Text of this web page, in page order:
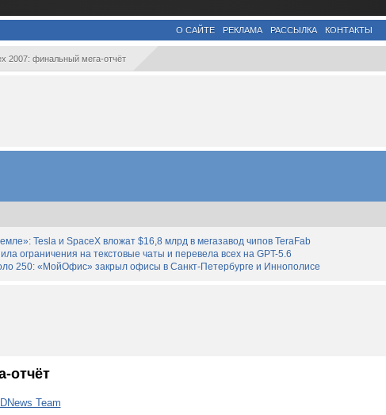
О САЙТЕ РЕКЛАМА РАССЫЛКА КОНТАКТЫ
2007: финальный мега-отчёт
Tesla и SpaceX вложат $16,8 млрд в мегазавод чипов TeraFab
ограничения на текстовые чаты и перевела всех на GPT-5.6
250: «МойОфис» закрыл офисы в Санкт-Петербурге и Иннополисе
отчёт
Team